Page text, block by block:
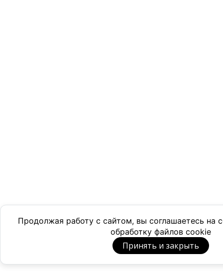
Продолжая работу с сайтом, вы соглашаетесь на
обработку файлов cookie
Принять и закрыть